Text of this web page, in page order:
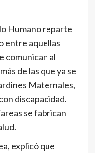
Humano reparte
entre aquellas
comunican al
de las que ya se
Maternales,
discapacidad.
se fabrican
explicó que